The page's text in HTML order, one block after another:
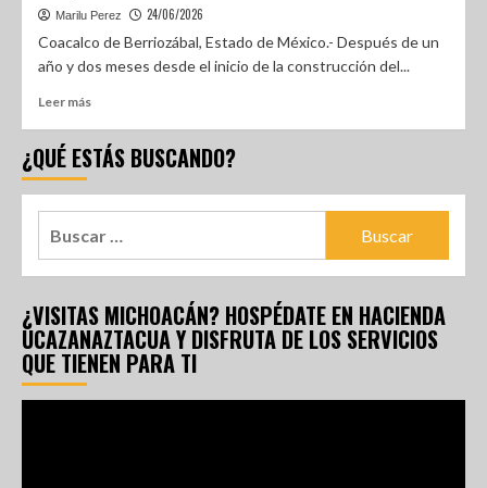
Marilu Perez 24/06/2026
Coacalco de Berriozábal, Estado de México.- Después de un
año y dos meses desde el inicio de la construcción del...
Leer más
¿QUÉ ESTÁS BUSCANDO?
¿VISITAS MICHOACÁN? HOSPÉDATE EN HACIENDA
UCAZANAZTACUA Y DISFRUTA DE LOS SERVICIOS
QUE TIENEN PARA TI